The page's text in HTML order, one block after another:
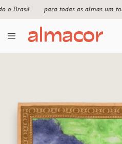
o Brasil para todas as almas um tom